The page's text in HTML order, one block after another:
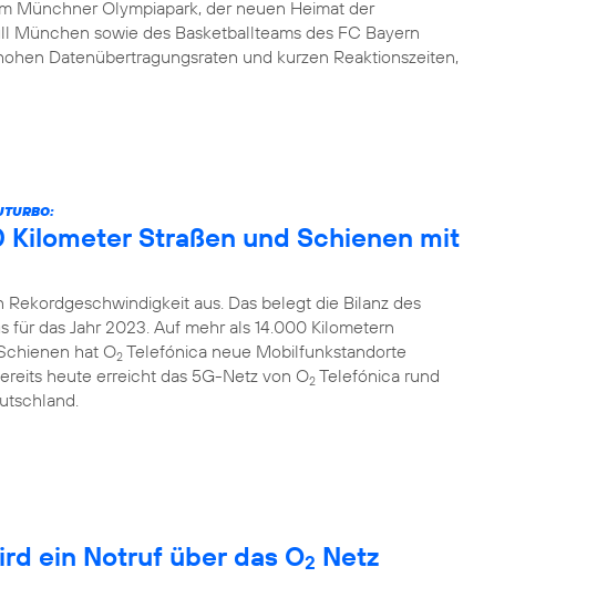
Münchner Olympiapark, der neuen Heimat der
München sowie des Basketballteams des FC Bayern
Datenübertragungsraten und kurzen Reaktionszeiten,
Kilometer Straßen und Schienen mit
aus. Das belegt die Bilanz des
das Jahr 2023. Auf mehr als 14.000 Kilometern
hat O2 Telefónica neue Mobilfunkstandorte
heute erreicht das 5G-Netz von O2 Telefónica rund
ein Notruf über das O2 Netz